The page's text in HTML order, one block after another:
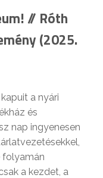
// Róth
(2025.
a nyári
és
nap ingyenesen
folyamán
a kezdet, a